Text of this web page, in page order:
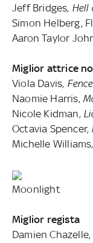
Jeff Bridges, Hell
Simon Helberg,
Aaron Taylor
Miglior attrice
Viola Davis,
Naomie Harris,
Nicole Kidman,
Octavia Spencer,
Michelle Williams,
Moonlight
Miglior regista
Damien Chazelle,